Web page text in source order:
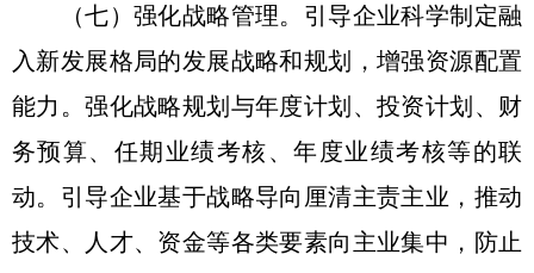
（七）强化战略管理。引导企业科学制定融
入新发展格局的发展战略和规划，增强资源配置
能力。强化战略规划与年度计划、投资计划、财
务预算、任期业绩考核、年度业绩考核等的联
动。引导企业基于战略导向厘清主责主业，推动
技术、人才、资金等各类要素向主业集中，防止